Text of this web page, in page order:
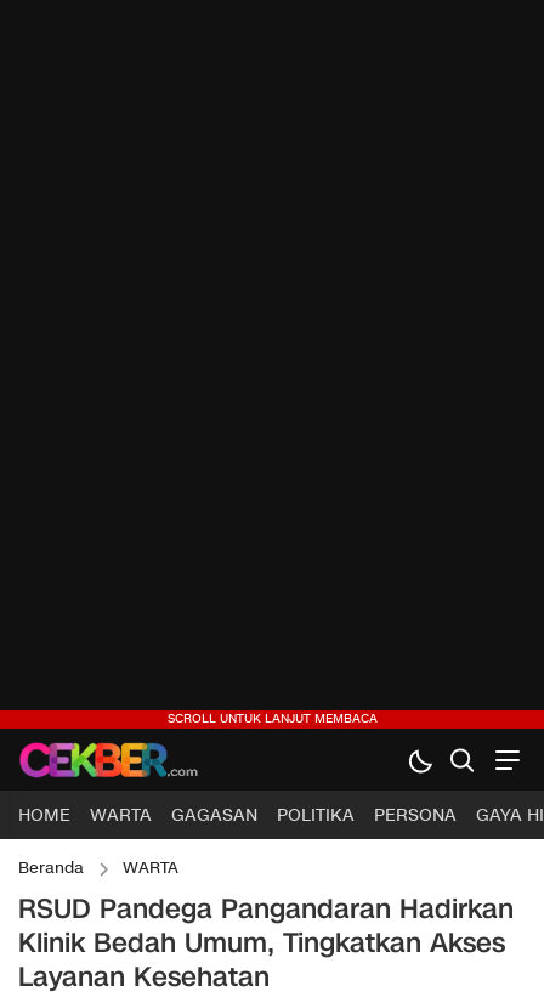
HOME WARTA GAGASAN POLITIKA PERSONA GAYA
Beranda WARTA
RSUD Pandega Pangandaran Hadirkan
Klinik Bedah Umum, Tingkatkan Akses
Layanan Kesehatan